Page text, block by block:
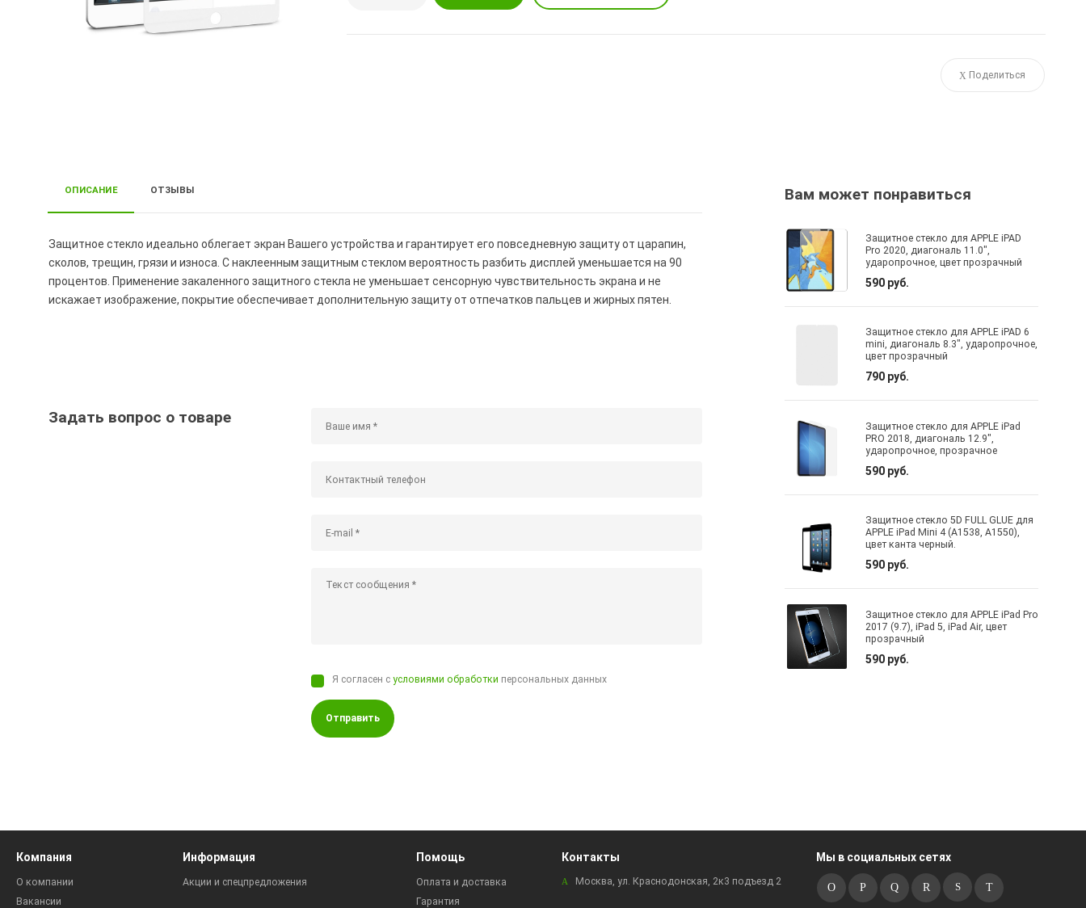
Поделиться
ОПИСАНИЕ ОТЗЫВЫ
Защитное стекло идеально облегает экран Вашего устройства и гарантирует его повседневную защиту от царапин,
сколов, трещин, грязи и износа. С наклеенным защитным стеклом вероятность разбить дисплей уменьшается на 90
процентов. Применение закаленного защитного стекла не уменьшает сенсорную чувствительность экрана и не
искажает изображение, покрытие обеспечивает дополнительную защиту от отпечатков пальцев и жирных пятен.
Задать вопрос о товаре
Я согласен сусловиями обработки персональных данных
Отправить
Вам может понравиться
Защитное стекло для APPLE iPAD
Pro 2020, диагональ 11.0",
ударопрочное, цвет прозрачный
590 руб.
Защитное стекло для APPLE iPAD 6
mini, диагональ 8.3", ударопрочное,
цвет прозрачный
790 руб.
Защитное стекло для APPLE iPad
PRO 2018, диагональ 12.9",
ударопрочное, прозрачное
590 руб.
Защитное стекло 5D FULL GLUE для
APPLE iPad Mini 4 (A1538, A1550),
цвет канта черный.
590 руб.
Защитное стекло для APPLE iPad Pro
2017 (9.7), iPad 5, iPad Air, цвет
прозрачный
590 руб.
Компания
О компании
Вакансии
Информация
Акции и спецпредложения
Помощь
Оплата и доставка
Гарантия
Контакты
Москва, ул. Краснодонская, 2к3 подъезд 2
Мы в социальных сетях